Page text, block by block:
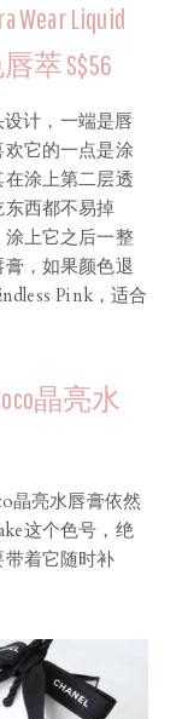
Wear Liquid
萃 S$56
计，一端是唇
它的一点是涂
涂上第二层透
西都不易掉
上它之后一整
，如果颜色退
Pink，适合
晶亮水
晶亮水唇膏依然
这个色号，绝
着它随时补